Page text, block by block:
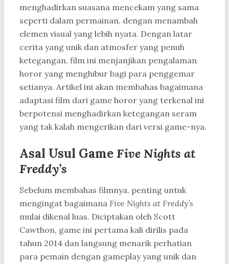
menghadirkan suasana mencekam yang sama
seperti dalam permainan, dengan menambah
elemen visual yang lebih nyata. Dengan latar
cerita yang unik dan atmosfer yang penuh
ketegangan, film ini menjanjikan pengalaman
horor yang menghibur bagi para penggemar
setianya. Artikel ini akan membahas bagaimana
adaptasi film dari game horor yang terkenal ini
berpotensi menghadirkan ketegangan seram
yang tak kalah mengerikan dari versi game-nya.
Asal Usul GameFive Nights at
Freddy’s
Sebelum membahas filmnya, penting untuk
mengingat bagaimana Five Nights at Freddy’s
mulai dikenal luas. Diciptakan oleh Scott
Cawthon, game ini pertama kali dirilis pada
tahun 2014 dan langsung menarik perhatian
para pemain dengan gameplay yang unik dan